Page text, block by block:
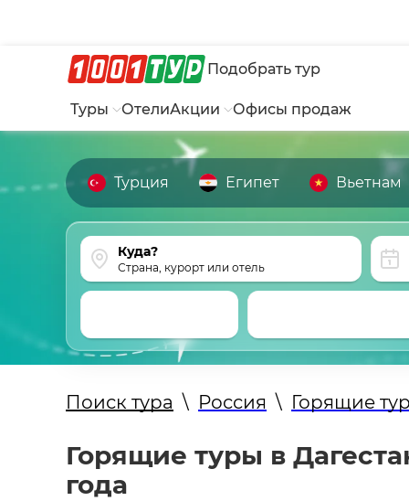
Подобрать тур
Туры ОтелиАкции Офисы продаж
Турция Египет Вьетнам
Страна, курорт или отель
Поиск тура \ Россия \ Горящие
Горящие туры в
года